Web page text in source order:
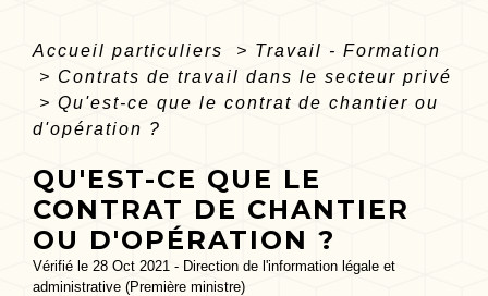
Accueil particuliers > Travail - Formation
> Contrats de travail dans le secteur privé
> Qu'est-ce que le contrat de chantier ou
d'opération ?
QU'EST-CE QUE LE
CONTRAT DE CHANTIER
OU D'OPÉRATION ?
Vérifié le 28 Oct 2021 - Direction de l'information légale et
administrative (Première ministre)